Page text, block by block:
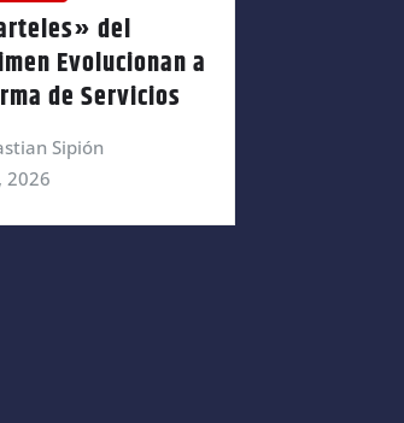
del
Evolucionan a
de Servicios
Sipión
2026